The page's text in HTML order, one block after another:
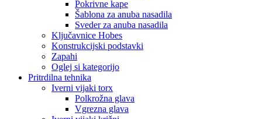
Pokrivne kape
Šablona za anuba nasadila
Sveder za anuba nasadila
Ključavnice Hobes
Konstrukcijski podstavki
Zapahi
Oglej si kategorijo
Pritrdilna tehnika
Iverni vijaki torx
Polkrožna glava
Vgrezna glava